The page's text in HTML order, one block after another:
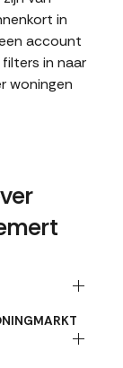
in
account
in naar
woningen